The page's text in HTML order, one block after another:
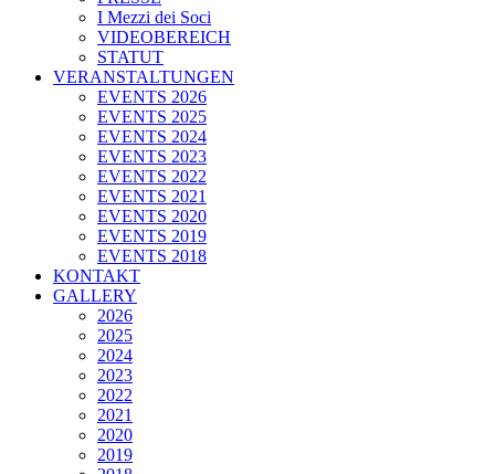
I Mezzi dei Soci
VIDEOBEREICH
STATUT
VERANSTALTUNGEN
EVENTS 2026
EVENTS 2025
EVENTS 2024
EVENTS 2023
EVENTS 2022
EVENTS 2021
EVENTS 2020
EVENTS 2019
EVENTS 2018
KONTAKT
GALLERY
2026
2025
2024
2023
2022
2021
2020
2019